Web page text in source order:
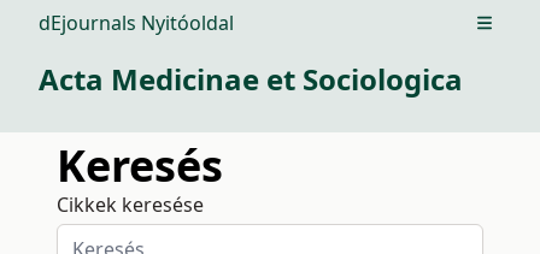
dEjournals Nyitóoldal Open
Acta Medicinae et Sociologica
Keresés
Cikkek keresése